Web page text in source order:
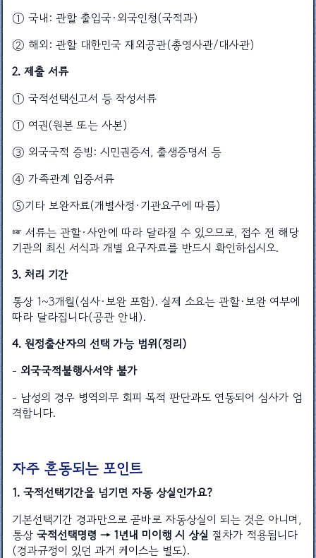
① 국내: 관할 출입국·외국인청(국적과)
② 해외: 관할 대한민국 재외공관(총영사관/대사관)
2. 제출 서류
① 국적선택신고서 등 작성서류
① 여권(원본 또는 사본)
③ 외국국적 증빙: 시민권증서, 출생증명서 등
④ 가족관계 입증서류
⑤기타 보완자료(개별사정·기관요구에 따름)
☞ 서류는 관할·사안에 따라 달라질 수 있으므로, 접수 전 해당
기관의 최신 서식과 개별 요구자료를 반드시 확인하십시오.
3. 처리 기간
통상 1~3개월(심사·보완 포함). 실제 소요는 관할·보완 여부에
따라 달라집니다(공관 안내).
4. 원정출산자의 선택 가능 범위(정리)
- 외국국적불행사서약 불가
- 남성의 경우 병역의무 회피 목적 판단과도 연동되어 심사가 엄
격합니다.
자주 혼동되는 포인트
1. 국적선택기간을 넘기면 자동 상실인가요?
기본선택기간 경과만으로 곧바로 자동상실이 되는 것은 아니며,
통상국적선택명령 → 1년내 미이행 시 상실 절차가 적용됩니다
(경과규정이 있던 과거 케이스는 별도).